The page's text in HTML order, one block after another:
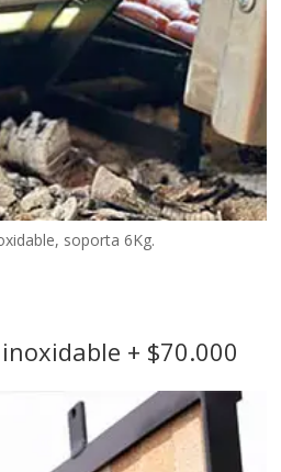
soporta 6Kg.
+ $70.000